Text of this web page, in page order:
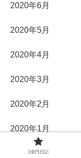
2020年6月
2020年5月
2020年4月
2020年3月
2020年2月
2020年1月
2019年12月
1億円日記